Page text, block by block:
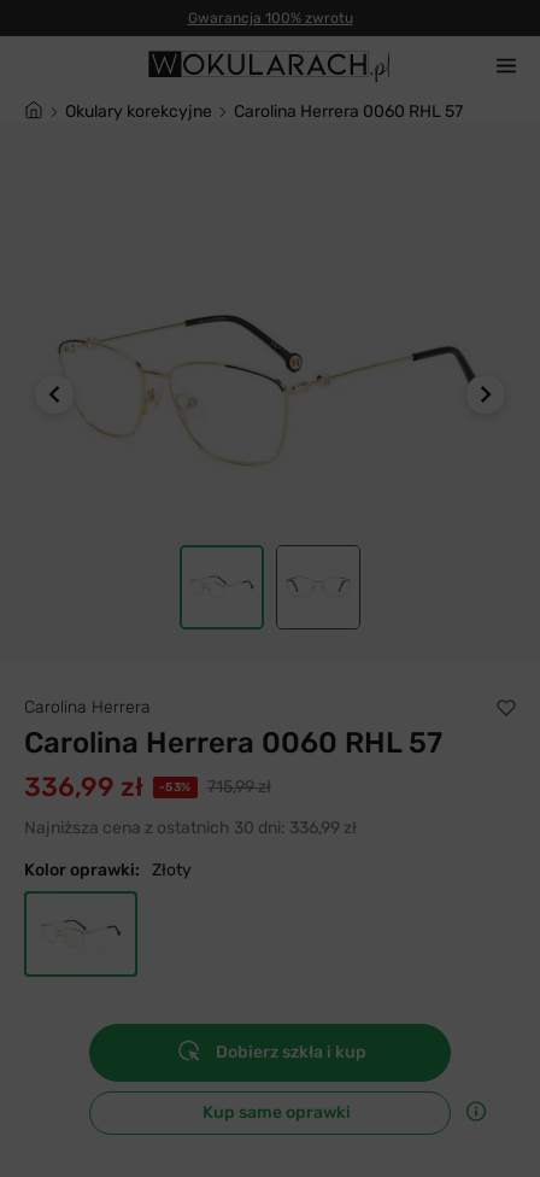
Gwarancja 100% zwrotu
Okulary korekcyjne Carolina Herrera 0060 RHL 57
Carolina Herrera
Carolina Herrera 0060 RHL 57
336,99 zł -53%
715,99 zł
Najniższa cena z ostatnich 30 dni: 336,99 zł
Kolor oprawki: Złoty
Dobierz szkła i kup
Kup same oprawki